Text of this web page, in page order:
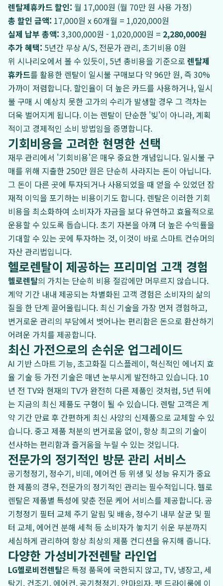
렌탈제휴카드 할인: 월 17,000원 (월 70만 원 사용 가정)
총 할인 금액: 17,000원 x 60개월 = 1,020,000원
실제 납부 총액: 3,300,000원 - 1,020,000원 = 2,280,000원
추가 혜택: 5년간 무상 A/S, 전문가 관리, 초기비용 0원
위 시나리오에서 볼 수 있듯이, 5년 총비용을 기준으로 렌탈제
휴카드를 활용한 렌탈이 일시불 구매보다 약 96만 원, 즉 30%
가까이 저렴합니다. 할인율이 더 높은 카드를 사용하거나, 일시
불 구매 시 예상치 못한 고가의 수리가 발생할 경우 그 격차는
더욱 벌어지게 됩니다. 이는 렌탈이 단순한 '빚'이 아니라, 계획
적이고 경제적인 소비 방법임을 증명합니다.
기회비용을 고려한 현명한 선택
재무 관리에서 '기회비용'은 매우 중요한 개념입니다. 일시불 구
매를 위해 지출한 250만 원은 단순히 사라지는 돈이 아닙니다.
그 돈이 다른 곳에 투자되거나 사용되었을 때 얻을 수 있었던 잠
재적 이익을 포기하는 비용이기도 합니다. 렌탈은 이러한 기회
비용을 최소화하여 소비자가 자금을 보다 유연하고 효율적으로
운용할 수 있도록 돕습니다. 초기 자본을 아껴 더 높은 수익률을
기대할 수 있는 곳에 투자하는 것, 이것이 바로 스마트 컨슈머의
자산 관리법입니다.
헬로렌탈이 제공하는 프리미엄 고객 경험
헬로렌탈의 가치는 단순히 비용 절감에만 머무르지 않습니다.
계약 기간 내내 제공되는 차별화된 고객 경험은 소비자의 삶의
질을 한 단계 끌어올립니다. 최신 기술을 가장 먼저 경험하고,
번거로운 관리의 부담에서 벗어나는 편리함은 돈으로 환산하기
어려운 가치를 제공합니다.
최신 가전으로의 손쉬운 업그레이드
AI 기반 스마트 기능, 초고화질 디스플레이, 혁신적인 에너지 효
율 기술 등 가전 기술은 매년 눈부시게 발전하고 있습니다. 10
년 전 TV와 현재의 TV가 완전히 다른 제품인 것처럼, 5년 뒤에
는 지금의 최신 제품도 구형이 될 수 있습니다. 렌탈 고객은 계
약 기간 만료 후 간편하게 최신 사양의 신제품으로 교체할 수 있
습니다. 중고 제품 처분의 번거로움 없이, 항상 최고의 기술이
선사하는 편리함과 즐거움을 누릴 수 있는 것입니다.
전문가의 정기적인 방문 관리 서비스
공기청정기, 정수기, 비데, 에어컨 등 위생 및 성능 유지가 중요
한 제품의 경우, 전문가의 정기적인 관리는 필수적입니다. 헬로
렌탈은 제품별 특성에 맞춘 전문 케어 서비스를 제공합니다. 공
기청정기 필터 교체 주기 알림 및 배송, 정수기 내부 살균 및 필
터 교체, 에어컨 분해 세척 등 소비자가 놓치기 쉬운 부분까지
세심하게 관리하여 항상 최상의 제품 컨디션을 유지해 줍니다.
다양한 가성비가전렌탈 라인업
LG헬로비전렌탈은 특정 품목에 국한되지 않고, TV, 냉장고, 세
탁기, 건조기, 에어컨, 공기청정기, 안마의자, 펫 드라이룸에 이